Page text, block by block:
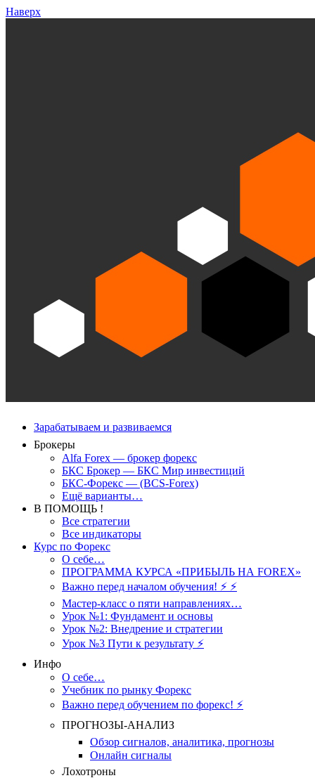
Наверх
Зарабатываем и развиваемся
Брокеры
Alfa Forex — брокер форекс
БКС Брокер — БКС Мир инвестиций
БКС-Форекс — (BCS-Forex)
Ещё варианты…
В ПОМОЩЬ !
Все стратегии
Все индикаторы
Курс по Форекс
О себе…
ПРОГРАММА КУРСА «ПРИБЫЛЬ НА FOREX»
Важно перед началом обучения! ⚡ ⚡
Мастер-класс о пяти направлениях…
Урок №1: Фундамент и основы
Урок №2: Внедрение и стратегии
Урок №3 Пути к результату ⚡️
Инфо
О себе…
Учебник по рынку Форекс
Важно перед обучением по форекс! ⚡
ПРОГНОЗЫ-АНАЛИЗ
Обзор сигналов, аналитика, прогнозы
Онлайн сигналы
Лохотроны